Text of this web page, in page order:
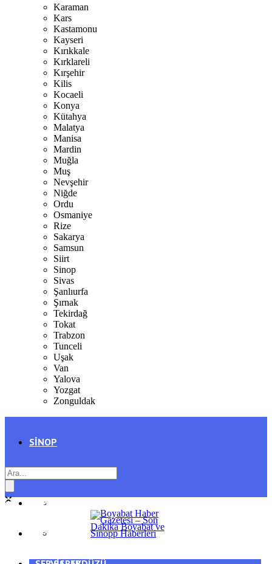
Karaman
Kars
Kastamonu
Kayseri
Kırıkkale
Kırklareli
Kırşehir
Kilis
Kocaeli
Konya
Kütahya
Malatya
Manisa
Mardin
Muğla
Muş
Nevşehir
Niğde
Ordu
Osmaniye
Rize
Sakarya
Samsun
Siirt
Sinop
Sivas
Şanlıurfa
Şırnak
Tekirdağ
Tokat
Trabzon
Tunceli
Uşak
Van
Yalova
Yozgat
Zonguldak
SINOP
AYANCIK
GENEL
SPOR